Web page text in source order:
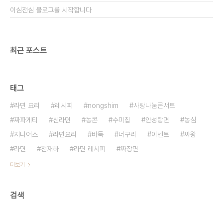
이심전심 블로그를 시작합니다
최근 포스트
태그
라면 요리 레시피 nongshim
사랑나눔콘서트
짜파게티
신라면 농콘 수미칩 안성탕면
농심
지니어스
라면요리 바둑 너구리 이벤트
짜왕
라면
천재하 라면 레시피 짜장면
더보기
검색